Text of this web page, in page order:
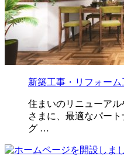
新築工事・リフォー
住まいのリニューア
さまに、最適なパー
グ …